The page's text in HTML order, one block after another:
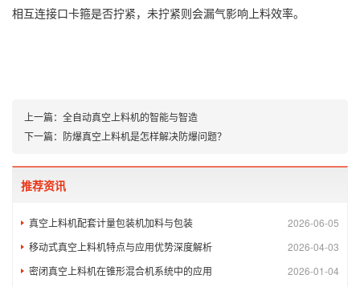
相互连接口卡箍是否拧紧，未拧紧则会漏气影响上料效率。
上一篇： 全自动真空上料机的智能与智造
下一篇： 防爆真空上料机是怎样解决防爆问题？
推荐资讯
2026-06-05
真空上料机配套计量包装机加料与包装
2026-04-03
移动式真空上料机特点与应用优势深度解析
2026-01-04
密闭真空上料机在锥形混合机系统中的应用